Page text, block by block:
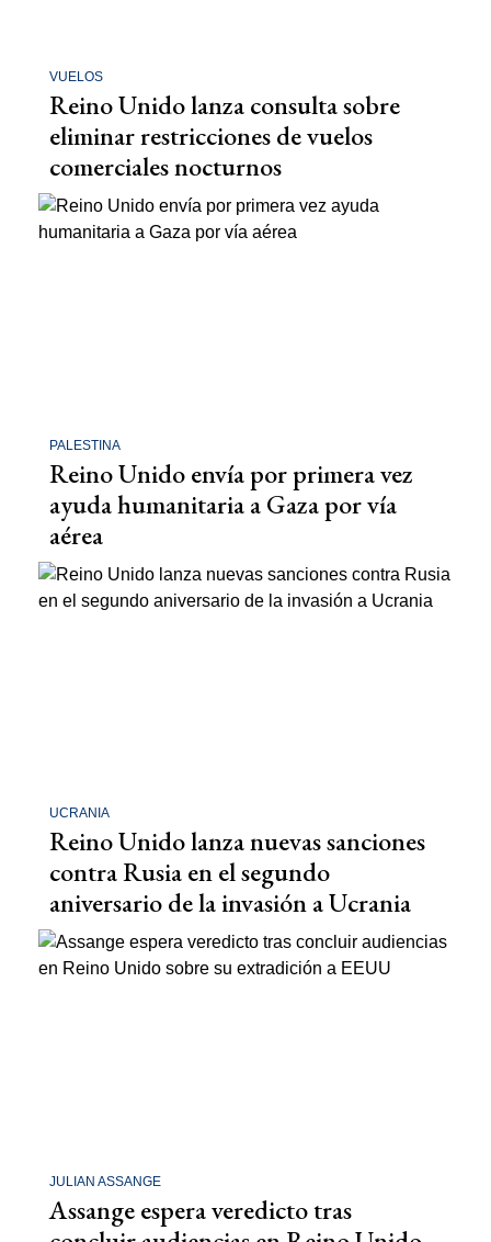
VUELOS
Reino Unido lanza consulta sobre
eliminar restricciones de vuelos
comerciales nocturnos
PALESTINA
Reino Unido envía por primera vez
ayuda humanitaria a Gaza por vía
aérea
UCRANIA
Reino Unido lanza nuevas sanciones
contra Rusia en el segundo
aniversario de la invasión a Ucrania
JULIAN ASSANGE
Assange espera veredicto tras